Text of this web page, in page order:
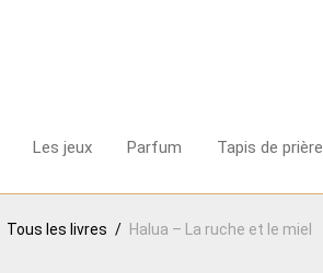
Les jeux Parfum Tapis de prière
Tous les livres / Halua – La ruche et le miel